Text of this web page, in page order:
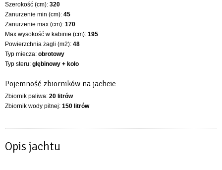
Szerokość (cm): 320
Zanurzenie min (cm): 45
Zanurzenie max (cm): 170
Max wysokość w kabinie (cm): 195
Powierzchnia żagli (m2): 48
Typ miecza: obrotowy
Typ steru: głębinowy + koło
Pojemność zbiorników na jachcie
Zbiornik paliwa: 20 litrów
Zbiornik wody pitnej: 150 litrów
Opis jachtu